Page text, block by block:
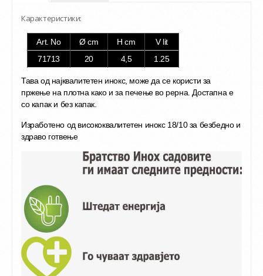
Карактеристики:
Art. No Ø cm H cm
V lit
71713
20 4,5 1.25
Тава од најквалитетен инокс, може да се користи за
пржење на плотна како и за печење во рерна. Достапна е
со капак и без капак.
Изработено од висококвалитетен инокс 18/10 за безбедно и
здраво готвење